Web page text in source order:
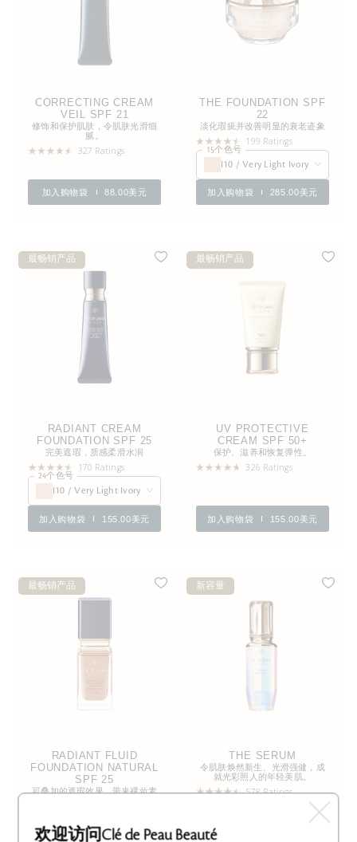
CORRECTING CREAM
VEIL SPF 21
修饰和保护肌肤，令肌肤光滑细
腻。
327 Ratings
加入购物袋 88.00美元
THE FOUNDATION SPF
22
淡化瑕疵并改善明显的衰老迹象
199 Ratings
15个色号
I10 / Very Light Ivory
加入购物袋 285.00美元
最畅销产品
RADIANT CREAM
FOUNDATION SPF 25
完美遮瑕，质感柔滑水润
170 Ratings
24个色号
I10 / Very Light Ivory
加入购物袋 155.00美元
最畅销产品
UV PROTECTIVE
CREAM SPF 50+
保护、滋养和恢复弹性。
326 Ratings
加入购物袋 155.00美元
最畅销产品
RADIANT FLUID
FOUNDATION NATURAL
SPF 25
可叠加的遮瑕效果，带来裸妆素
24个色号
O60 / Deep Tan Ocher
新容量
THE SERUM
令肌肤焕然新生、光滑强健，成
就光彩照人的年轻美肌。
578 Ratings
50mL
欢迎访问Clé de Peau Beauté